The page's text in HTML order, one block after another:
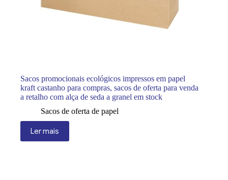
Sacos promocionais ecológicos impressos em papel
kraft castanho para compras, sacos de oferta para venda
a retalho com alça de seda a granel em stock
Sacos de oferta de papel
Ler mais